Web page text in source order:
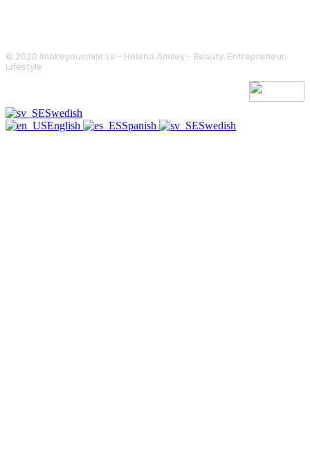
© 2020 Imakeyousmile.se - Helena Amiley - Beauty, Entrepreneur,
Lifestyle
Swedish
English
Spanish Swedish